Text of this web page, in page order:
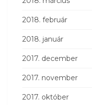
2018. február
2018. január
2017. december
2017. november
2017. október